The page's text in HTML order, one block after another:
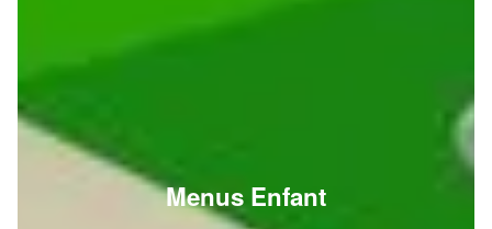
Menus Enfant